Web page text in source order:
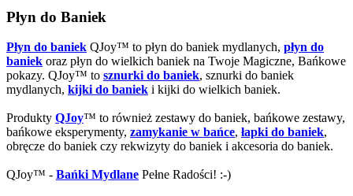
Płyn do Baniek
Płyn do baniek QJoy™ to płyn do baniek mydlanych, płyn do
baniek oraz płyn do wielkich baniek na Twoje Magiczne, Bańkowe
pokazy. QJoy™ to sznurki do baniek, sznurki do baniek
mydlanych, kijki do baniek i kijki do wielkich baniek.
Produkty QJoy™ to również zestawy do baniek, bańkowe zestawy,
bańkowe eksperymenty, zamykanie w bańce, łapki do baniek,
obręcze do baniek czy rekwizyty do baniek i akcesoria do baniek.
QJoy™ - Bańki Mydlane Pełne Radości! :-)